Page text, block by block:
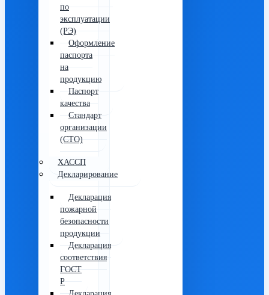
по
эксплуатации
(РЭ)
Оформление
паспорта
на
продукцию
Паспорт
качества
Стандарт
организации
(СТО)
ХАССП
Декларирование
Декларация
пожарной
безопасности
продукции
Декларация
соответствия
ГОСТ
Р